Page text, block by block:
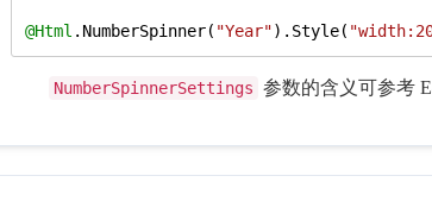
@Html .NumberSpinner( "Year").Style(
NumberSpinnerSettings 参数的含义可参考